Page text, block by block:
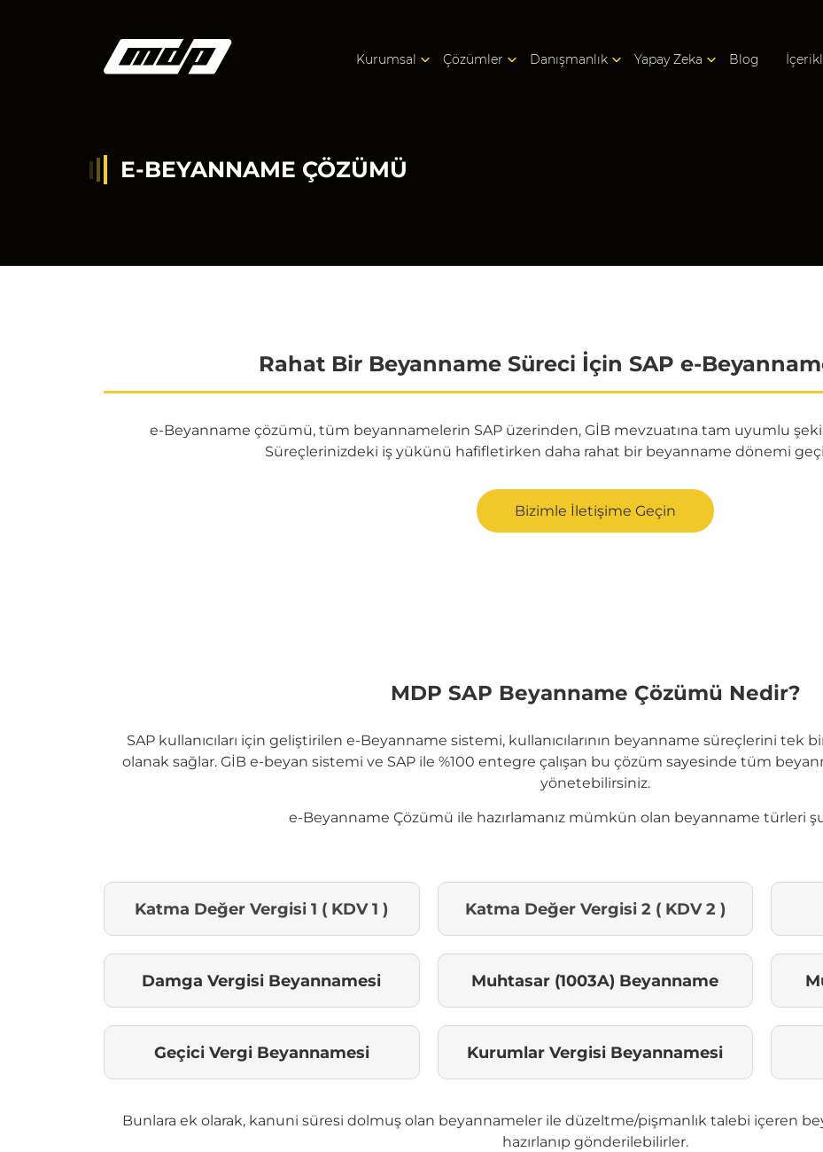
Kurumsal Çözümler Danışmanlık Yapay Zeka Blog
E-BEYANNAME ÇÖZÜMÜ
Rahat Bir Beyanname Süreci İçin SAP e-
e-Beyanname çözümü, tüm beyannamelerin SAP üzerinden, GİB mevzuatına tam uyumlu
Süreçlerinizdeki iş yükünü hafifletirken daha rahat bir beyanname dönemi
Bizimle İletişime Geçin
MDP SAP Beyanname Çözümü Nedir?
SAP kullanıcıları için geliştirilen e-Beyanname sistemi, kullanıcılarının beyanname süreçlerini tek
olanak sağlar. GİB e-beyan sistemi ve SAP ile %100 entegre çalışan bu çözüm sayesinde tüm
yönetebilirsiniz.
e-Beyanname Çözümü ile hazırlamanız mümkün olan beyanname türleri
Katma Değer Vergisi 1 ( KDV 1 ) Katma Değer Vergisi 2 ( KDV 2 )
Damga Vergisi Beyannamesi Muhtasar (1003A) Beyanname
Geçici Vergi Beyannamesi Kurumlar Vergisi Beyannamesi
Bunlara ek olarak, kanuni süresi dolmuş olan beyannameler ile düzeltme/pişmanlık talebi içeren
hazırlanıp gönderilebilirler.